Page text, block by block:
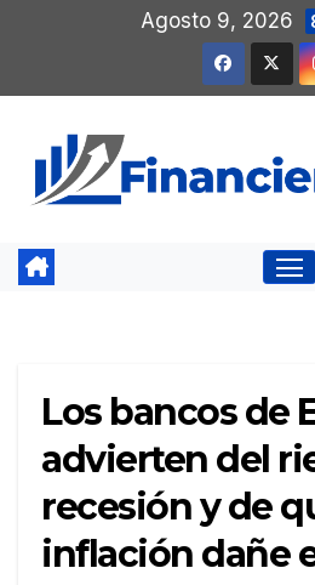
contenido
Agosto 9, 2026
Los bancos de
advierten del
recesión y de
inflación dañe